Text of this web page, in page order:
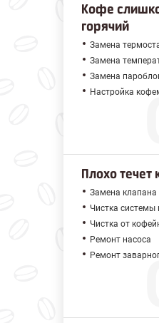
Кофе
горячий
Замена
Замена
Замена
Настройка
Плохо течет
Замена клапана
Чистка системы
Чистка от
Ремонт насоса
Ремонт